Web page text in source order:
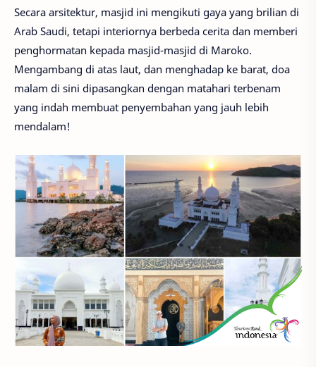
Secara arsitektur, masjid ini mengikuti gaya yang brilian di
Arab Saudi, tetapi interiornya berbeda cerita dan memberi
penghormatan kepada masjid-masjid di Maroko.
Mengambang di atas laut, dan menghadap ke barat, doa
malam di sini dipasangkan dengan matahari terbenam
yang indah membuat penyembahan yang jauh lebih
mendalam!